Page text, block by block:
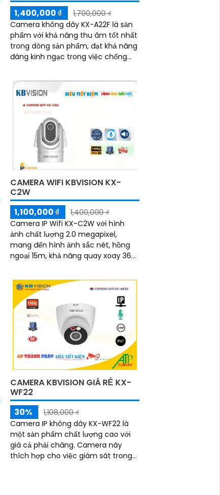
1,400,000 ₫
1,700,000 ₫
Camera không dây KX-A22F là sản
phẩm với khả năng thu âm tốt nhất
trong dòng sản phẩm, đạt khả năng
đáng kinh ngạc trong việc chống
detection)...
CAMERA WIFI KBVISION KX-
C2W
1,100,000 ₫
1,400,000 ₫
Camera IP Wifi KX-C2W với hình
ảnh chất lượng 2.0 megapixel,
mang đến hình ảnh sắc nét, hồng
ngoại 15m, khả năng quay xoay 360,
CAMERA KBVISION GIÁ RẺ KX-
WF22
30%
1,108,000 ₫
Camera IP không dây KX-WF22 là
một sản phẩm chất lượng cao với
giá cả phải chăng. Camera này
thích hợp cho việc giám sát trong